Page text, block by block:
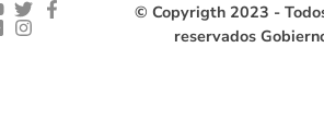
© Copyrigth 2023 -
reservados